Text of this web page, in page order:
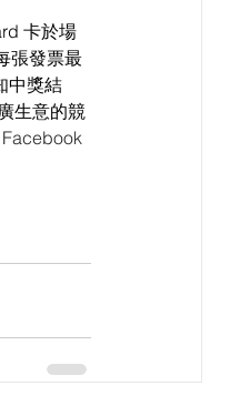
卡於場
張發票最
中獎結
生意的競